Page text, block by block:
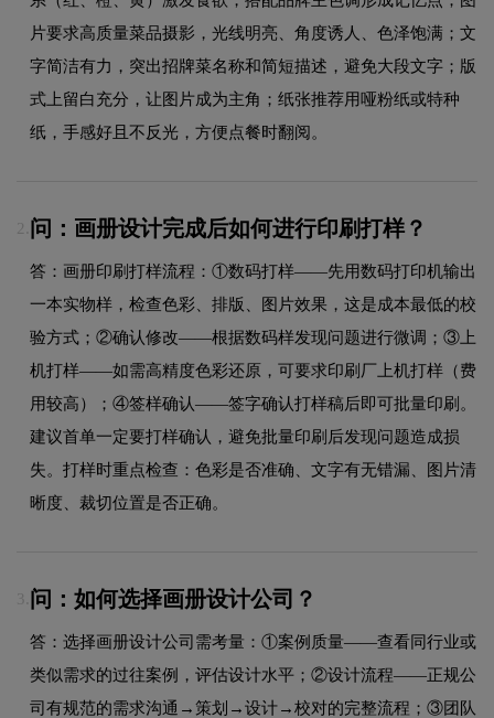
片要求高质量菜品摄影，光线明亮、角度诱人、色泽饱满；文
字简洁有力，突出招牌菜名称和简短描述，避免大段文字；版
式上留白充分，让图片成为主角；纸张推荐用哑粉纸或特种
纸，手感好且不反光，方便点餐时翻阅。
2. 问：画册设计完成后如何进行印刷打样？
答：画册印刷打样流程：①数码打样——先用数码打印机输出
一本实物样，检查色彩、排版、图片效果，这是成本最低的校
验方式；②确认修改——根据数码样发现问题进行微调；③上
机打样——如需高精度色彩还原，可要求印刷厂上机打样（费
用较高）；④签样确认——签字确认打样稿后即可批量印刷。
建议首单一定要打样确认，避免批量印刷后发现问题造成损
失。打样时重点检查：色彩是否准确、文字有无错漏、图片清
晰度、裁切位置是否正确。
3. 问：如何选择画册设计公司？
答：选择画册设计公司需考量：①案例质量——查看同行业或
类似需求的过往案例，评估设计水平；②设计流程——正规公
司有规范的需求沟通→策划→设计→校对的完整流程；③团队